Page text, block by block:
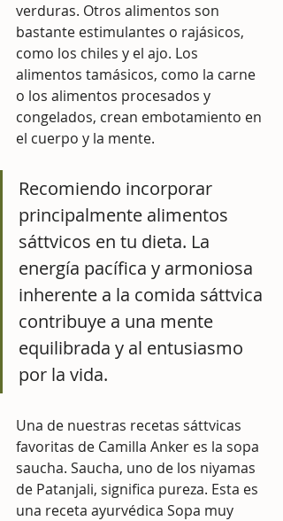
verduras. Otros alimentos son
bastante estimulantes o rajásicos,
como los chiles y el ajo. Los
alimentos tamásicos, como la carne
o los alimentos procesados ​​y
congelados, crean embotamiento en
el cuerpo y la mente.
Recomiendo incorporar
principalmente alimentos
sáttvicos en tu dieta. La
energía pacífica y armoniosa
inherente a la comida sáttvica
contribuye a una mente
equilibrada y al entusiasmo
por la vida.
Una de nuestras recetas sáttvicas
favoritas de Camilla Anker es la sopa
saucha. Saucha, uno de los niyamas
de Patanjali, significa pureza. Esta es
una receta ayurvédica Sopa muy